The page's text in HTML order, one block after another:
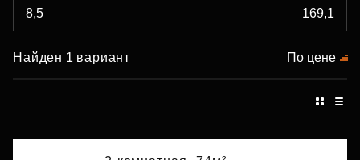
Найден 1 вариант По цене